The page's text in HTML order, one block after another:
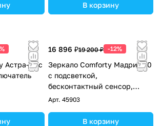
В корзину
Астра-70 с
16 896 ₽19 200 ₽ -12%
Зеркало Comforty Мадрид 70
с подсветкой,
бесконтактный сенсор,
антизапотевание, белая
Арт. 45903
В корзину